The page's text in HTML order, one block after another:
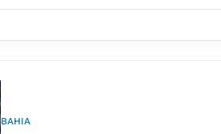
BAHIA